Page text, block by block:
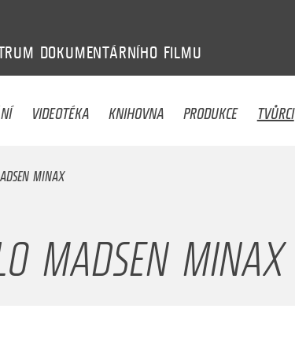
DOKUMENTÁRNÍHO FILMU
VIDEOTÉKA KNIHOVNA PRODUKCE TVŮRCI
MINAX
MADSEN MINAX